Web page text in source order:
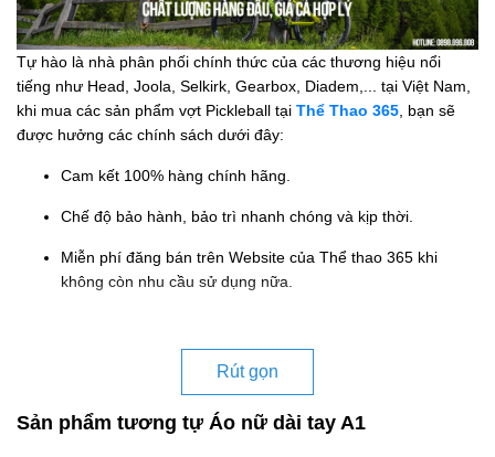
Tự hào là nhà phân phối chính thức của các thương hiệu nổi
tiếng như Head, Joola, Selkirk, Gearbox, Diadem,... tại Việt Nam,
khi mua các sản phẩm vợt Pickleball tại Thể Thao 365 , bạn sẽ
được hưởng các chính sách dưới đây:
Cam kết 100% hàng chính hãng.
Chế độ bảo hành, bảo trì nhanh chóng và kịp thời.
Miễn phí đăng bán trên Website của Thể thao 365 khi
không còn nhu cầu sử dụng nữa.
Rút gọn
Sản phẩm tương tự Áo nữ dài tay A1